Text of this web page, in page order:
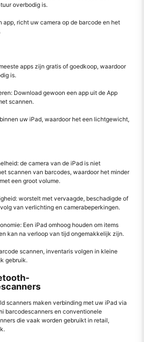
overbodig is.
app, richt uw camera op de barcode en het
apps zijn gratis of goedkoop, waardoor
is.
Download gewoon een app uit de App
scannen.
uw iPad, waardoor het een lichtgewicht,
de camera van de iPad is niet
scannen van barcodes, waardoor het minder
een groot volume.
worstelt met vervaagde, beschadigde of
van verlichting en camerabeperkingen.
Een iPad omhoog houden om items
kan na verloop van tijd ongemakkelijk zijn.
scannen, inventaris volgen in kleine
gebruik.
scanners maken verbinding met uw iPad via
barcodescanners en conventionele
die vaak worden gebruikt in retail,